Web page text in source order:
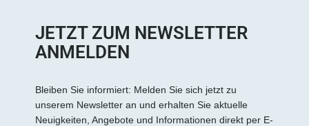
JETZT ZUM NEWSLETTER
ANMELDEN
Bleiben Sie informiert: Melden Sie sich jetzt zu
unserem Newsletter an und erhalten Sie aktuelle
Neuigkeiten, Angebote und Informationen direkt per E-